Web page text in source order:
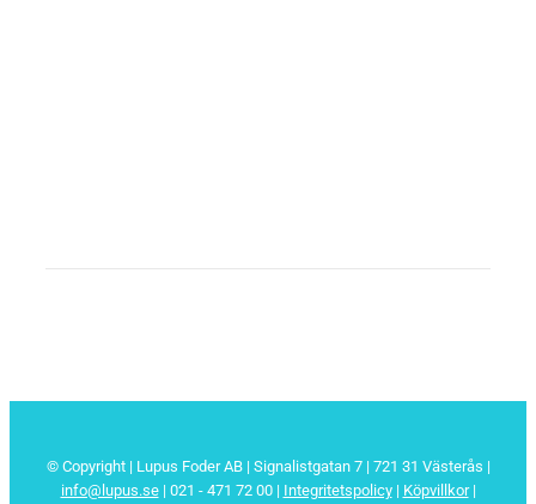
© Copyright | Lupus Foder AB | Signalistgatan 7 | 721 31 Västerås |
info@lupus.se| 021 - 471 72 00 | Integritetspolicy| Köpvillkor|